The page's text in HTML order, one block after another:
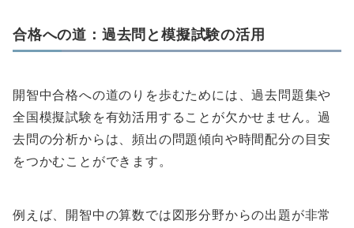
合格への道：過去問と模擬試験の活用
開智中合格への道のりを歩むためには、過去問題集や
全国模擬試験を有効活用することが欠かせません。過
去問の分析からは、頻出の問題傾向や時間配分の目安
をつかむことができます。
例えば、開智中の算数では図形分野からの出題が非常